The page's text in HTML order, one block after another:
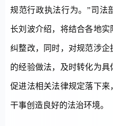
规范行政执法行为。”司法
长刘波介绍，将结合各地
纠整改，同时，对规范涉
的经验做法，及时转化为
促进法相关法律规定落下
干事创造良好的法治环境。